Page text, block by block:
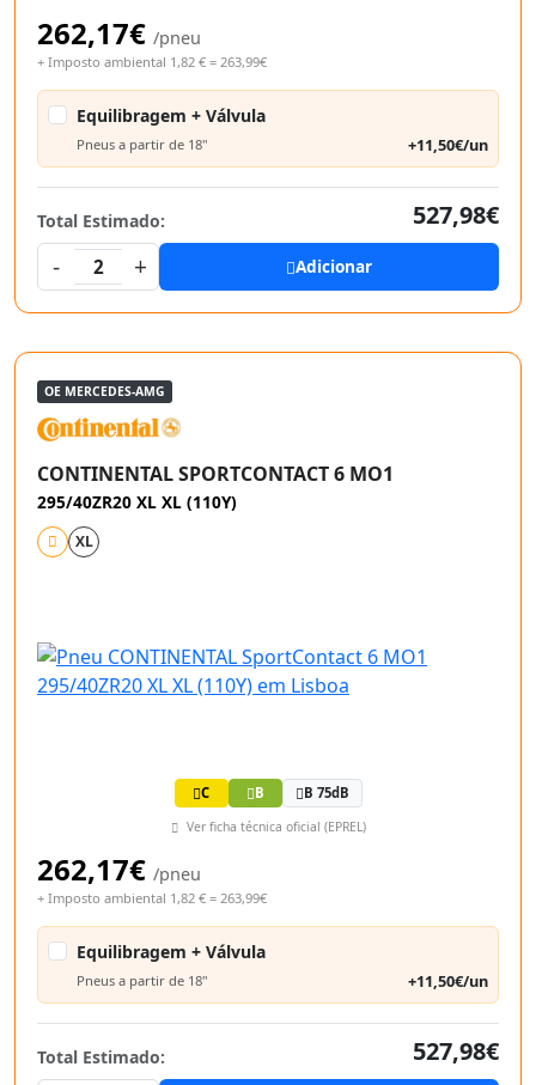
262,17€ /pneu
+ Imposto ambiental 1,82 € = 263,99€
Equilibragem + Válvula
Pneus a partir de 18" +11,50€/un
Total Estimado:
527,98€
-
2 + Adicionar
OE MERCEDES-AMG
CONTINENTAL SPORTCONTACT 6 MO1
295/40ZR20 XL XL (110Y)
XL
C B B 75dB
Ver ficha técnica oficial (EPREL)
262,17€ /pneu
+ Imposto ambiental 1,82 € = 263,99€
Equilibragem + Válvula
Pneus a partir de 18" +11,50€/un
Total Estimado: 527,98€